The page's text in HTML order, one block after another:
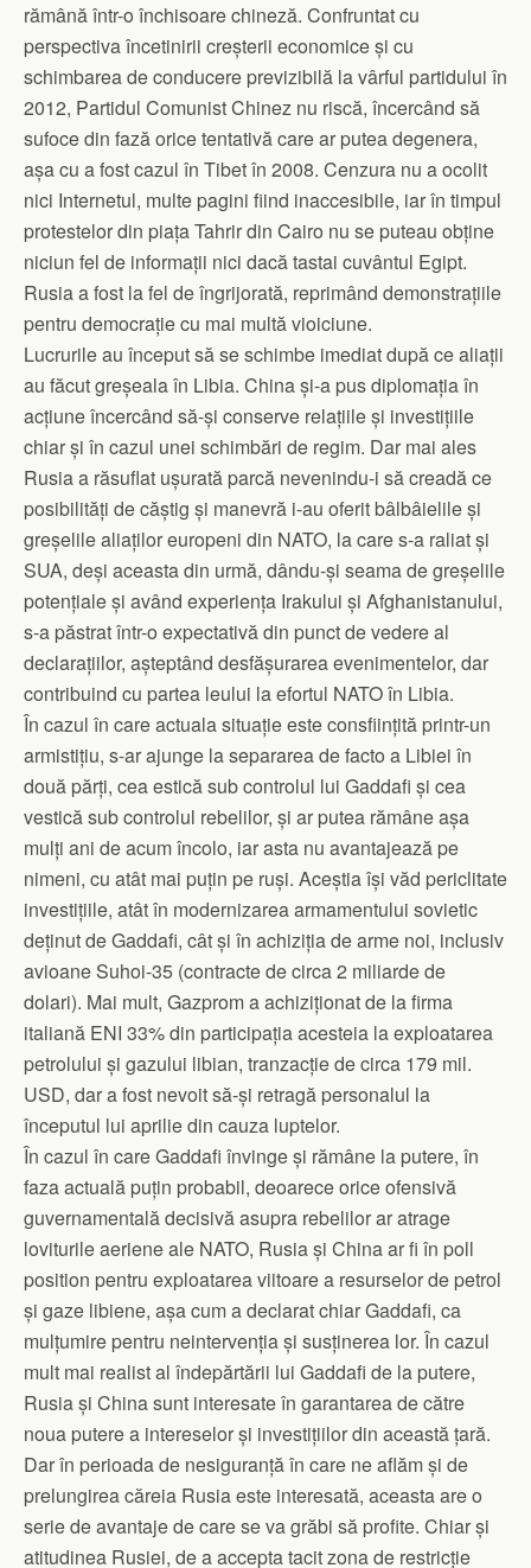
rămână într-o închisoare chineză. Confruntat cu
perspectiva încetinirii creșterii economice și cu
schimbarea de conducere previzibilă la vârful partidului în
2012, Partidul Comunist Chinez nu riscă, încercând să
sufoce din fază orice tentativă care ar putea degenera,
așa cu a fost cazul în Tibet în 2008. Cenzura nu a ocolit
nici Internetul, multe pagini fiind inaccesibile, iar în timpul
protestelor din piața Tahrir din Cairo nu se puteau obține
niciun fel de informații nici dacă tastai cuvântul Egipt.
Rusia a fost la fel de îngrijorată, reprimând demonstrațiile
pentru democrație cu mai multă vioiciune.
Lucrurile au început să se schimbe imediat după ce aliații
au făcut greșeala în Libia. China și-a pus diplomația în
acțiune încercând să-și conserve relațiile și investițiile
chiar și în cazul unei schimbări de regim. Dar mai ales
Rusia a răsuflat ușurată parcă nevenindu-i să creadă ce
posibilități de căștig și manevră i-au oferit bâlbâielile și
greșelile aliaților europeni din NATO, la care s-a raliat și
SUA, deși aceasta din urmă, dându-și seama de greșelile
potențiale și având experiența Irakului și Afghanistanului,
s-a păstrat într-o expectativă din punct de vedere al
declarațiilor, așteptând desfășurarea evenimentelor, dar
contribuind cu partea leului la efortul NATO în Libia.
În cazul în care actuala situație este consființită printr-un
armistițiu, s-ar ajunge la separarea de facto a Libiei în
două părți, cea estică sub controlul lui Gaddafi și cea
vestică sub controlul rebelilor, și ar putea rămâne așa
mulți ani de acum încolo, iar asta nu avantajează pe
nimeni, cu atât mai puțin pe ruși. Aceștia își văd periclitate
investițiile, atât în modernizarea armamentului sovietic
deținut de Gaddafi, cât și în achiziția de arme noi, inclusiv
avioane Suhoi-35 (contracte de circa 2 miliarde de
dolari). Mai mult, Gazprom a achiziționat de la firma
italiană ENI 33% din participația acesteia la exploatarea
petrolului și gazului libian, tranzacție de circa 179 mil.
USD, dar a fost nevoit să-și retragă personalul la
începutul lui aprilie din cauza luptelor.
În cazul în care Gaddafi învinge și rămâne la putere, în
faza actuală puțin probabil, deoarece orice ofensivă
guvernamentală decisivă asupra rebelilor ar atrage
loviturile aeriene ale NATO, Rusia și China ar fi în poll
position pentru exploatarea viitoare a resurselor de petrol
și gaze libiene, așa cum a declarat chiar Gaddafi, ca
mulțumire pentru neintervenția și susținerea lor. În cazul
mult mai realist al îndepărtării lui Gaddafi de la putere,
Rusia și China sunt interesate în garantarea de către
noua putere a intereselor și investițiilor din această țară.
Dar în perioada de nesiguranță în care ne aflăm și de
prelungirea căreia Rusia este interesată, aceasta are o
serie de avantaje de care se va grăbi să profite. Chiar și
atitudinea Rusiei, de a accepta tacit zona de restricție